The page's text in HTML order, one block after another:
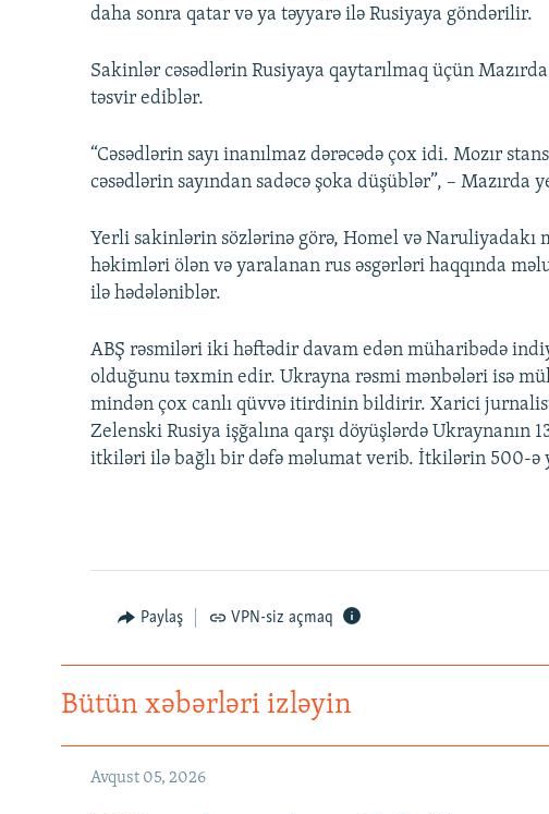
daha sonra qatar və ya təyyarə ilə Rusiyaya göndərilir.
Sakinlər cəsədlərin Rusiyaya qaytarılmaq üçün
təsvir ediblər.
“Cəsədlərin sayı inanılmaz dərəcədə çox idi. Mozır
cəsədlərin sayından sadəcə şoka düşüblər”, –
Yerli sakinlərin sözlərinə görə, Homel və
həkimləri ölən və yaralanan rus əsgərləri haqqında
ilə hədələniblər.
ABŞ rəsmiləri iki həftədir davam edən müharibədə
olduğunu təxmin edir. Ukrayna rəsmi mənbələri isə
mindən çox canlı qüvvə itirdinin bildirir. Xarici
Zelenski Rusiya işğalına qarşı döyüşlərdə
itkiləri ilə bağlı bir dəfə məlumat verib. İtkilərin 500-ə
Paylaş VPN-siz açmaq
Bütün xəbərləri izləyin
Avqust 05, 2026